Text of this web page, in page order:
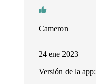
Cameron
24 ene 2023
Versión de la app: